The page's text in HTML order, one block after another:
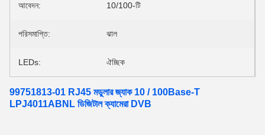
আবেদন: 10/100-টি
পরিসমাপ্তি: ঝাল
LEDs: ঐচ্ছিক
99751813-01 RJ45 মডুলার জ্যাক 10 / 100Base-T
LPJ4011ABNL ডিজিটাল ক্যামেরা DVB